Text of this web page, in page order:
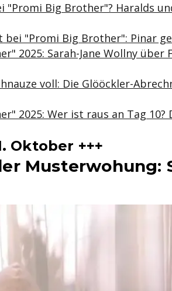
"Promi Big Brother"? Haralds
bei "Promi Big Brother": Pinar
2025: Sarah-Jane Wollny
voll: Die Glööckler-
2025: Wer ist raus an Tag 10?
Oktober +++
Musterwohung: